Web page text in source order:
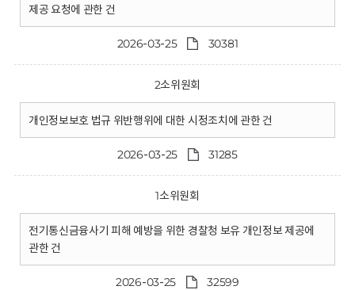
제공 요청에 관한 건
2026-03-25 30381
2소위원회
개인정보보호 법규 위반행위에 대한 시정조치에 관한 건
2026-03-25 31285
1소위원회
전기통신금융사기 피해 예방을 위한 경찰청 보유 개인정보 제공에
관한 건
2026-03-25 32599